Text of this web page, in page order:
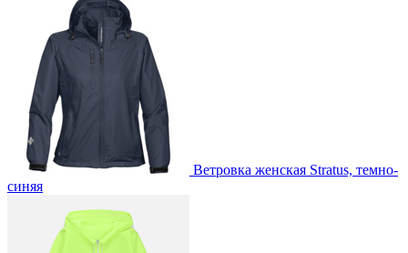
Ветровка женская Stratus, темно-
синяя